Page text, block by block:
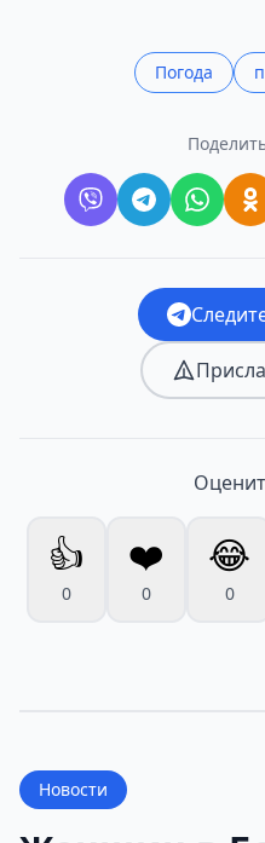
Погода
👍
0
❤️
0
😂
0
Новости